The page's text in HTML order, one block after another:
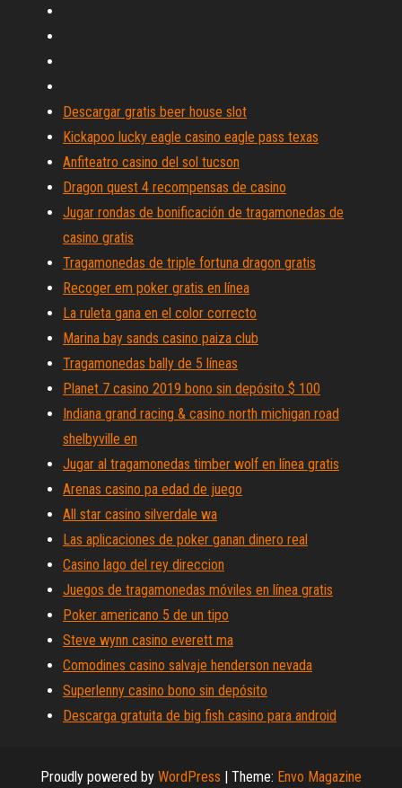
Descargar gratis beer house slot
Kickapoo lucky eagle casino eagle pass texas
Anfiteatro casino del sol tucson
Dragon quest 4 recompensas de casino
Jugar rondas de bonificación de tragamonedas de
casino gratis
Tragamonedas de triple fortuna dragon gratis
Recoger em poker gratis en línea
La ruleta gana en el color correcto
Marina bay sands casino paiza club
Tragamonedas bally de 5 líneas
Planet 7 casino 2019 bono sin depósito $ 100
Indiana grand racing & casino north michigan road
shelbyville en
Jugar al tragamonedas timber wolf en línea gratis
Arenas casino pa edad de juego
All star casino silverdale wa
Las aplicaciones de poker ganan dinero real
Casino lago del rey direccion
Juegos de tragamonedas móviles en línea gratis
Poker americano 5 de un tipo
Steve wynn casino everett ma
Comodines casino salvaje henderson nevada
Superlenny casino bono sin depósito
Descarga gratuita de big fish casino para android
Proudly powered by WordPress | Theme: Envo Magazine